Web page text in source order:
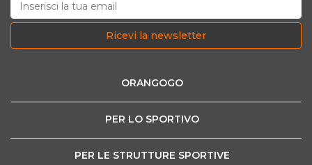
Ricevi la newsletter
ORANGOGO
PER LO SPORTIVO
PER LE STRUTTURE SPORTIVE